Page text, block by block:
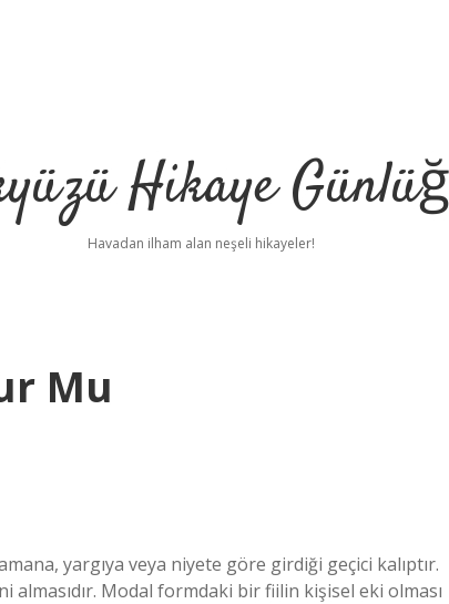
Hikaye
Havadan ilham alan neşeli hikayeler!
Mu
yargıya veya niyete göre girdiği geçici kalıptır.
Modal formdaki bir fiilin kişisel eki olması